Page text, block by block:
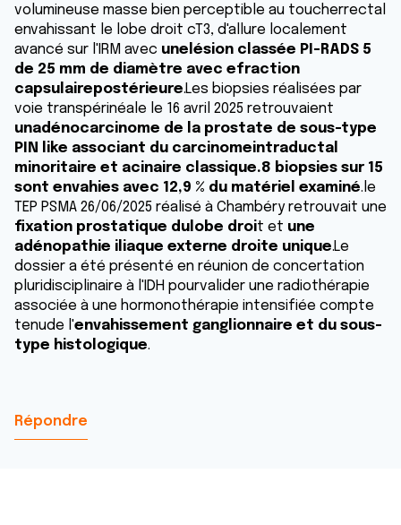
volumineuse masse bien perceptible au toucherrectal
envahissant le lobe droit cT3, d'allure localement
avancé sur l'IRM avec unelésion classée PI-RADS 5
de 25 mm de diamètre avec efraction
capsulairepostérieure.Les biopsies réalisées par
voie transpérinéale le 16 avril 2025 retrouvaient
unadénocarcinome de la prostate de sous-type
PIN like associant du carcinomeintraductal
minoritaire et acinaire classique.8 biopsies sur 15
sont envahies avec 12,9 % du matériel examiné.le
TEP PSMA 26/06/2025 réalisé à Chambéry retrouvait une
fixation prostatique dulobe droit et une
adénopathie iliaque externe droite unique.Le
dossier a été présenté en réunion de concertation
pluridisciplinaire à l'IDH pourvalider une radiothérapie
associée à une hormonothérapie intensifiée compte
tenude l'envahissement ganglionnaire et du sous-
type histologique.
Répondre